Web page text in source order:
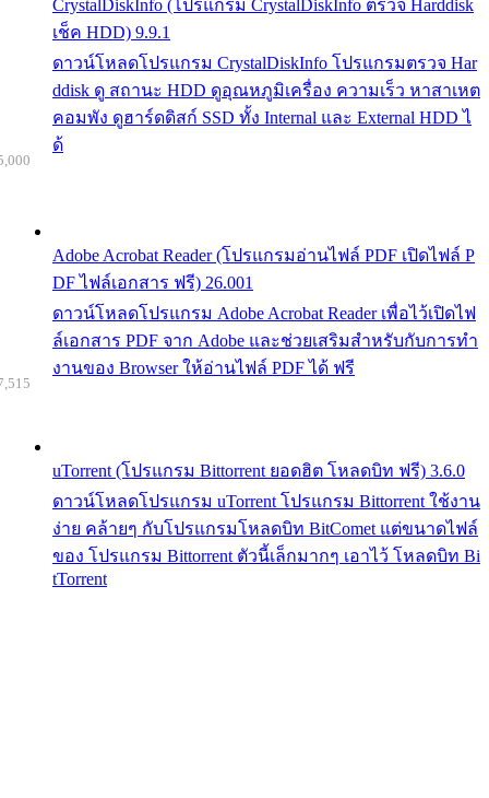
CrystalDiskInfo (โปรแกรม CrystalDiskInfo ตรวจ Harddisk
เช็ค HDD) 9.9.1
ดาวน์โหลดโปรแกรม CrystalDiskInfo โปรแกรมตรวจ Har
ddisk ดู สถานะ HDD ดูอุณหภูมิเครื่อง ความเร็ว หาสาเหต
คอมพัง ดูฮาร์ดดิสก์ SSD ทั้ง Internal และ External HDD ไ
ด้
Adobe Acrobat Reader (โปรแกรมอ่านไฟล์ PDF เปิดไฟล์ P
DF ไฟล์เอกสาร ฟรี) 26.001
ดาวน์โหลดโปรแกรม Adobe Acrobat Reader เพื่อไว้เปิดไฟ
ล์เอกสาร PDF จาก Adobe และช่วยเสริมสำหรับกับการทำ
งานของ Browser ให้อ่านไฟล์ PDF ได้ ฟรี
uTorrent (โปรแกรม Bittorrent ยอดฮิต โหลดบิท ฟรี) 3.6.0
ดาวน์โหลดโปรแกรม uTorrent โปรแกรม Bittorrent ใช้งาน
ง่าย คล้ายๆ กับโปรแกรมโหลดบิท BitComet แต่ขนาดไฟล์
ของ โปรแกรม Bittorrent ตัวนี้เล็กมากๆ เอาไว้ โหลดบิท Bi
tTorrent